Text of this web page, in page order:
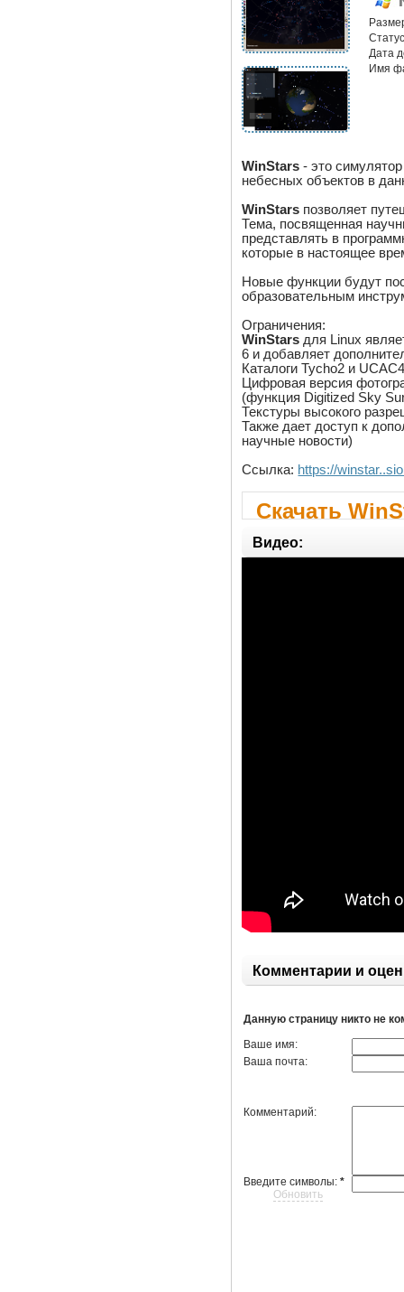
Дата
Имя
WinStars - это
небесных объектов в
WinStars позволяет
Тема, посвященная
представлять в
которые в настоящее
Новые функции будут
образовательным
Ограничения:
WinStars для Linux
6 и добавляет
Каталоги Tycho2 и
Цифровая версия
(функция Digitized Sky
Текстуры высокого
Также дает доступ к
научные новости)
Ссылка: https://
Скачать
Видео:
Комментарии и
Данную страницу никто не
Ваше имя:
Ваша почта:
Комментарий:
Введите символы:*
Обновить